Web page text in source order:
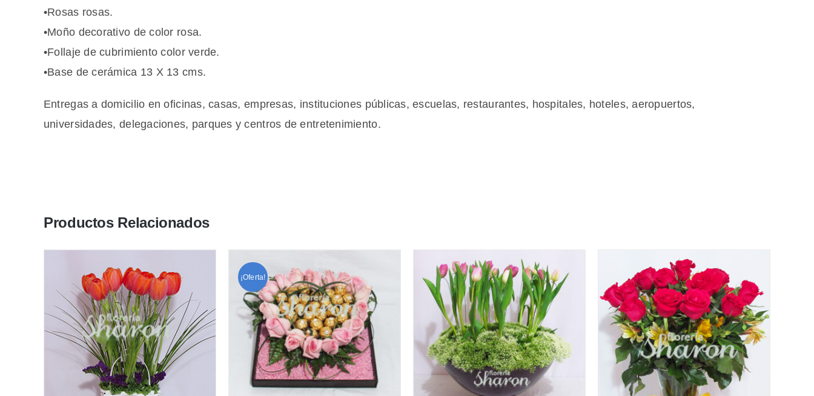
•Rosas rosas.
•Moño decorativo de color rosa.
•Follaje de cubrimiento color verde.
•Base de cerámica 13 X 13 cms.
Entregas a domicilio en oficinas, casas, empresas, instituciones públicas, escuelas, restaurantes, hospitales, hoteles, aeropuertos,
universidades, delegaciones, parques y centros de entretenimiento.
Productos Relacionados
¡Oferta!